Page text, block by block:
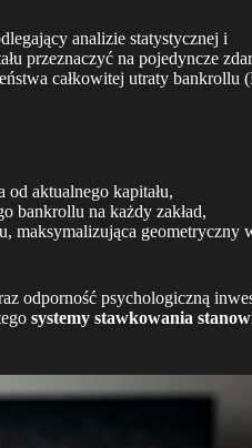
analizie statystycznej i
przeznaczyć na pojedyncze
całkowitej utraty bankrollu
od aktualnego kapitału,
bankrollu na każdy zakład,
maksymalizująca geometryczny
odporność psychologiczną
systemy stawkowania